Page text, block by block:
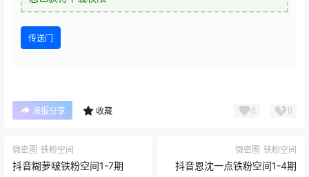
传送门
海报分享 收藏 0 0
微密圈 铁粉空间
抖音糊萝啵铁粉空间1-7期
微密圈 铁粉空间
抖音恩沈一点铁粉空间1-4期